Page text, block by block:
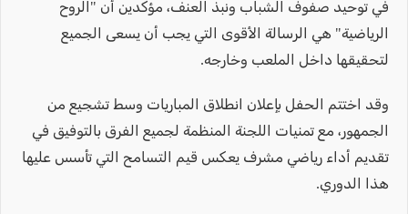
في توحيد صفوف الشباب ونبذ العنف، مؤكدين أن "الروح
الرياضية" هي الرسالة الأقوى التي يجب أن يسعى الجميع
لتحقيقها داخل الملعب وخارجه.
وقد اختتم الحفل بإعلان انطلاق المباريات وسط تشجيع من
الجمهور، مع تمنيات اللجنة المنظمة لجميع الفرق بالتوفيق في
تقديم أداء رياضي مشرف يعكس قيم التسامح التي تأسس عليها
هذا الدوري.